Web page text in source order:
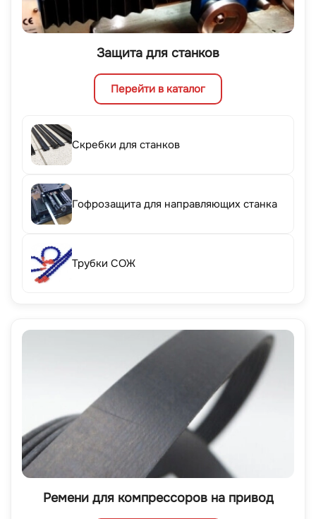
Защита для станков
Перейти в каталог
Скребки для станков
Гофрозащита для направляющих станка
Трубки СОЖ
Ремени для компрессоров на привод